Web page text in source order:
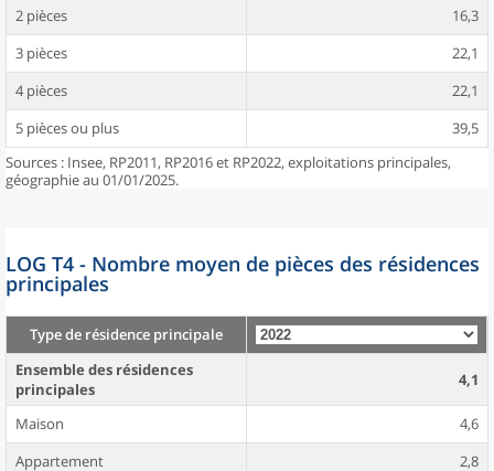
2 pièces
16,3
3 pièces
22,1
4 pièces
22,1
5 pièces ou plus
39,5
Sources : Insee, RP2011, RP2016 et RP2022, exploitations principales,
géographie au 01/01/2025.
LOG T4 - Nombre moyen de pièces des résidences
principales
Type de résidence principale
Ensemble des résidences
principales
4,1
Maison
4,6
Appartement
2,8